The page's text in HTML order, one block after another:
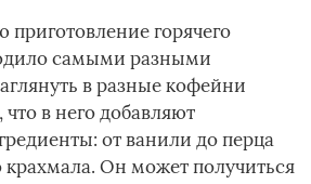
приготовление горячего
самыми разными
в разные кофейни
в него добавляют
от ванили до перца
крахмала. Он может получиться